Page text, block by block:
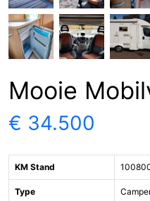
Mooie
€ 34.500
KM Stand
Type